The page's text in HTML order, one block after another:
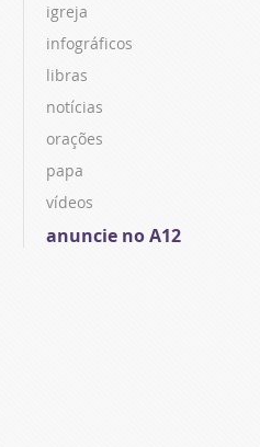
igreja
infográficos
libras
notícias
orações
papa
vídeos
anuncie no A12